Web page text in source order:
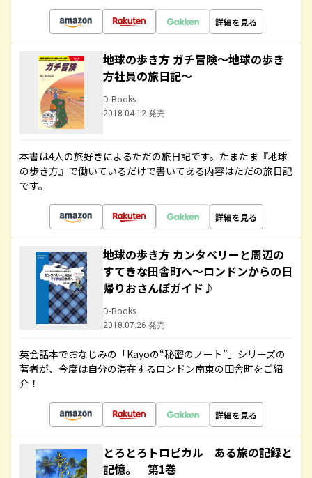
詳細を見る
地球の歩き方 ガチ冒険～地球の歩き
方社員の旅日記～
D-Books
2018.04.12 発売
本書は4人の旅好きによるただの旅日記です。たまたま『地球
の歩き方』で働いているだけで書いてある内容はただの旅日記
です。
詳細を見る
地球の歩き方 カンタベリーと周辺の
すてきな田舎町へ～ロンドンからの日
帰りおさんぽガイド♪
D-Books
2018.07.26 発売
英会話本でおなじみの「Kayoの“秘密のノート”」シリーズの
著者が、今度は自分の滞在するロンドン南東の田舎町をご紹
介！
詳細を見る
とろとろトロピカル ある旅の記録と
記憶。 第1巻